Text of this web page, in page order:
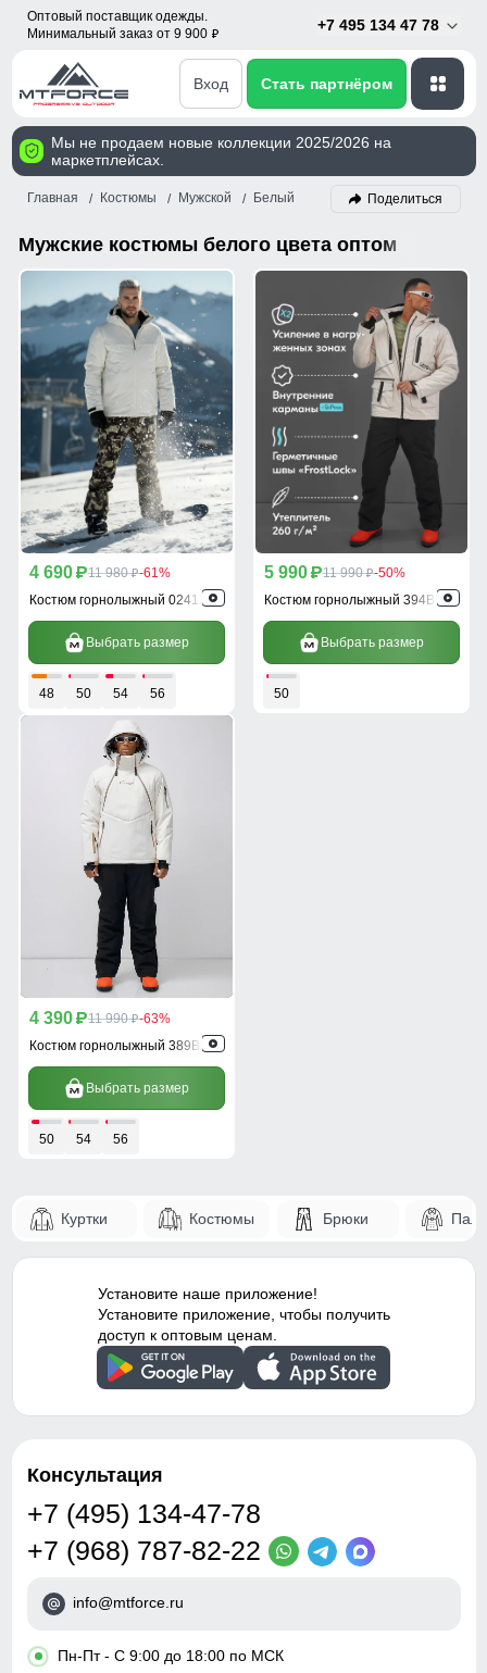
Оптовый поставщик одежды.
Минимальный заказ от 9 900 p
+7 495 134 47 78
Вход Стать партнёром
Мы не продаем новые коллекции 2025/2026 на
маркетплейсах.
Главная Костюмы Мужской Белый Поделиться
Мужские костюмы белого цвета оптом
4 690 p11 980 p-61%
Костюм горнолыжный 02412Bl
Выбрать размер
48 50 54 56
5 990 p11 990 p-50%
Костюм горнолыжный 394Bl
Выбрать размер
50
4 390 p11 990 p-63%
Костюм горнолыжный 389Bl
Выбрать размер
50 54 56
Куртки Костюмы Брюки
Установите наше приложение!
Установите приложение, чтобы получить
доступ к оптовым ценам.
Консультация
+7 (495) 134-47-78
+7 (968) 787-82-22
info@mtforce.ru
• Пн-Пт - С 9:00 до 18:00 по МСК